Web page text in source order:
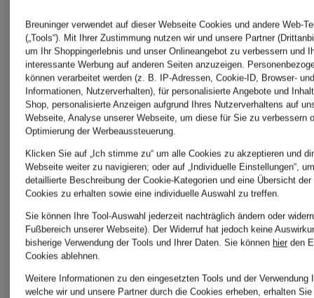
Ursprünglich:
215 €
215 €
Breuninger verwendet auf dieser Webseite Cookies und andere Web-
(„Tools“). Mit Ihrer Zustimmung nutzen wir und unsere Partner
um Ihr Shoppingerlebnis und unser Onlineangebot zu verbessern und
interessante Werbung auf anderen Seiten anzuzeigen.
können verarbeitet werden (z. B. IP-Adressen, Cookie-ID, Browser-
Informationen, Nutzerverhalten), für personalisierte Angebote und
Shop, personalisierte Anzeigen aufgrund Ihres Nutzerverhaltens auf
Webseite, Analyse unserer Webseite, um diese für Sie zu verbessern
Optimierung der Werbeaussteuerung.
Klicken Sie auf „Ich stimme zu“ um alle Cookies zu akzeptieren und
Webseite weiter zu navigieren; oder auf „Individuelle Einstellungen“,
detaillierte Beschreibung der Cookie-Kategorien und eine Übersicht
Cookies zu erhalten sowie eine individuelle Auswahl zu treffen.
Sie können Ihre Tool-Auswahl jederzeit nachträglich ändern oder
Fußbereich unserer Webseite). Der Widerruf hat jedoch keine
bisherige Verwendung der Tools und Ihrer Daten. Sie können hier den
Cookies ablehnen.
Weitere Informationen zu den eingesetzten Tools und der Verwendung
welche wir und unsere Partner durch die Cookies erheben, erhalten